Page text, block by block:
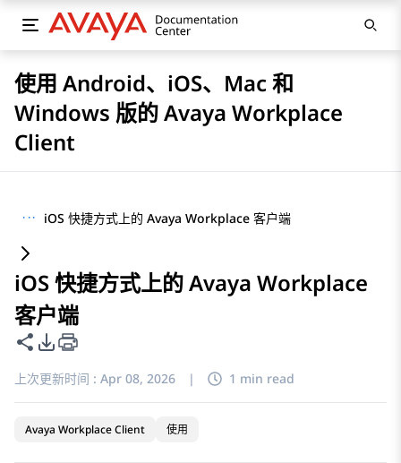
使用 Android、iOS、Mac 和
Windows 版的 Avaya Workplace
Client
··· iOS 快捷方式上的 Avaya Workplace 客户端
iOS 快捷方式上的 Avaya Workplace
客户端
共享此页面
PDF 导出选项
上次更新时间 : Apr 08, 2026 | 1 min read
Avaya Workplace Client 使用